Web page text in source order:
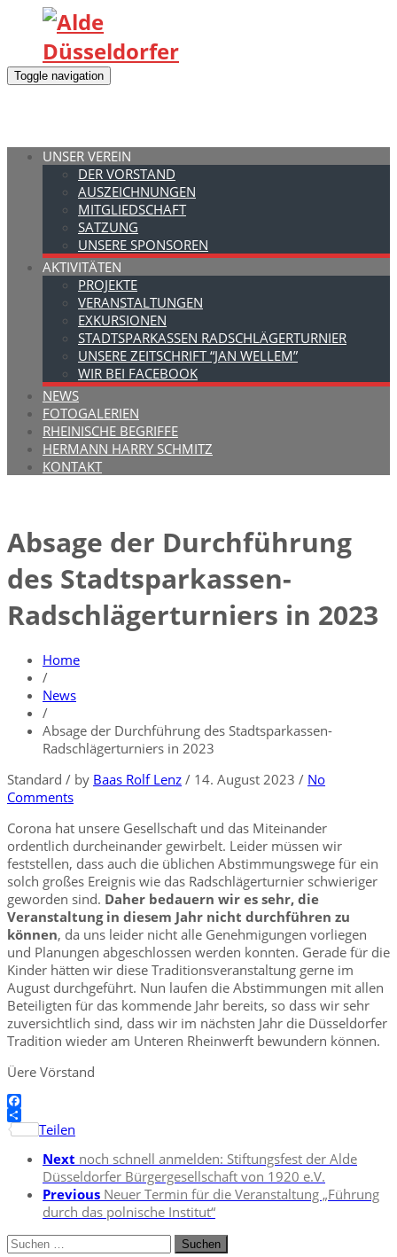
Toggle navigation
UNSER VEREIN
DER VORSTAND
AUSZEICHNUNGEN
MITGLIEDSCHAFT
SATZUNG
UNSERE SPONSOREN
AKTIVITÄTEN
PROJEKTE
VERANSTALTUNGEN
EXKURSIONEN
STADTSPARKASSEN RADSCHLÄGERTURNIER
UNSERE ZEITSCHRIFT “JAN WELLEM”
WIR BEI FACEBOOK
NEWS
FOTOGALERIEN
RHEINISCHE BEGRIFFE
HERMANN HARRY SCHMITZ
KONTAKT
Absage der Durchführung
des Stadtsparkassen-
Radschlägerturniers in 2023
Home
/
News
/
Absage der Durchführung des Stadtsparkassen-
Radschlägerturniers in 2023
Standard / by Baas Rolf Lenz / 14. August 2023 / No
Comments
Corona hat unsere Gesellschaft und das Miteinander
ordentlich durcheinander gewirbelt. Leider müssen wir
feststellen, dass auch die üblichen Abstimmungswege für ein
solch großes Ereignis wie das Radschlägerturnier schwieriger
geworden sind. Daher bedauern wir es sehr, die
Veranstaltung in diesem Jahr nicht durchführen zu
können, da uns leider nicht alle Genehmigungen vorliegen
und Planungen abgeschlossen werden konnten. Gerade für die
Kinder hätten wir diese Traditionsveranstaltung gerne im
August durchgeführt. Nun laufen die Abstimmungen mit allen
Beteiligten für das kommende Jahr bereits, so dass wir sehr
zuversichtlich sind, dass wir im nächsten Jahr die Düsseldorfer
Tradition wieder am Unteren Rheinwerft bewundern können.
Üere Vörstand
Facebook
Teilen
Next noch schnell anmelden: Stiftungsfest der Alde
Düsseldorfer Bürgergesellschaft von 1920 e.V.
Previous Neuer Termin für die Veranstaltung „Führung
durch das polnische Institut“
Suchen